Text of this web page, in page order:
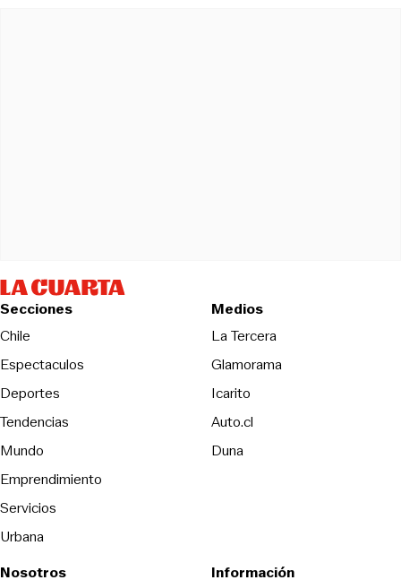
Secciones
Chile
Espectaculos
Deportes
Tendencias
Mundo
Emprendimiento
Servicios
Urbana
Medios
La TerceraOpens in new
Glamorama
Icarito
Auto.cl
DunaOpens in new window
Nosotros Información